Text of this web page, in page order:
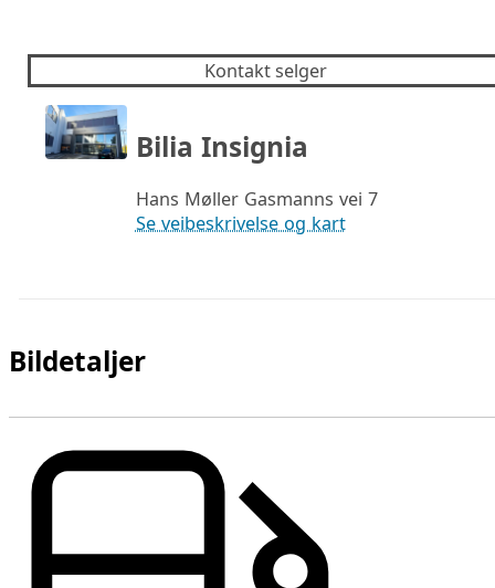
Kontakt selger
Bilia Insignia
Hans Møller Gasmanns vei 7
Se veibeskrivelse og kart
Bildetaljer